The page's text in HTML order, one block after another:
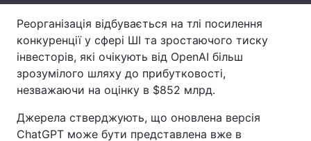
Тема оформлення
Реорганізація відбувається на тлі посилення
конкуренції у сфері ШІ та зростаючого тиску
інвесторів, які очікують від OpenAI більш
зрозумілого шляху до прибутковості,
незважаючи на оцінку в $852 млрд.
Джерела стверджують, що оновлена версія
ChatGPT може бути представлена вже в